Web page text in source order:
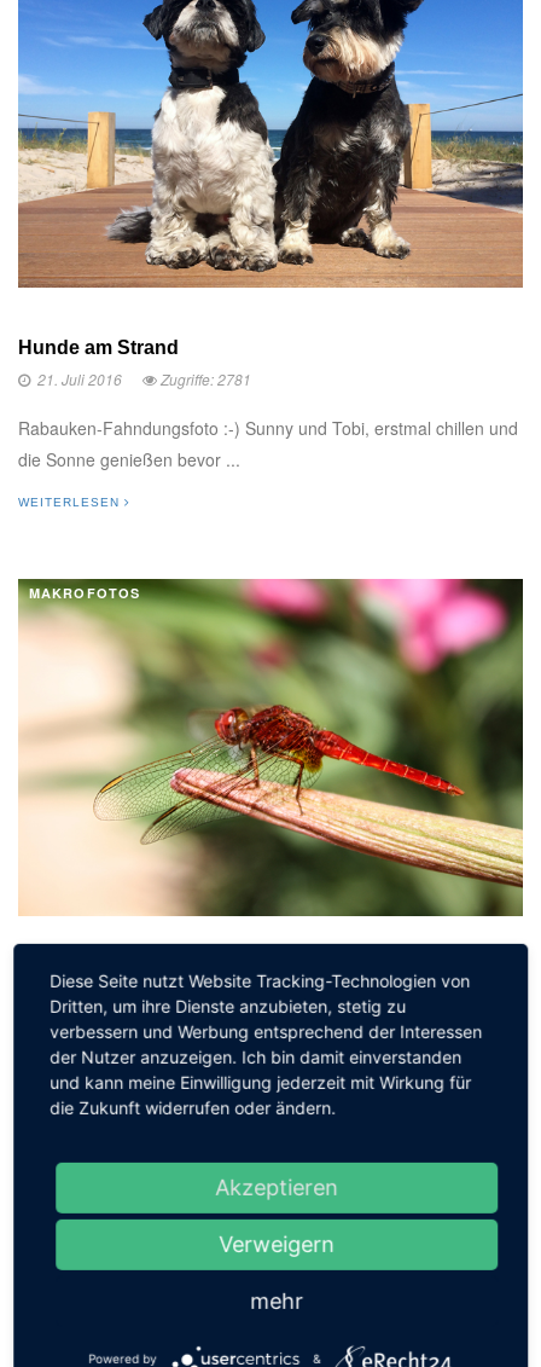
Hunde am Strand
21. Juli 2016
Zugriffe: 2781
Rabauken-Fahndungsfoto :-) Sunny und Tobi, erstmal chillen und
die Sonne genießen bevor ...
WEITERLESEN
MAKROFOTOS
Libelle auf Blütenstiel
29. August 2011
Zugriffe: 6554
Das ist wohl ein Klassiker in der Fotografie. Zumindest wenn man
über den Titel des Bildes nachdenkt ...
TIERE
Diese Seite nutzt Website Tracking-Technologien von
Dritten, um ihre Dienste anzubieten, stetig zu
verbessern und Werbung entsprechend der Interessen
der Nutzer anzuzeigen. Ich bin damit einverstanden
und kann meine Einwilligung jederzeit mit Wirkung für
die Zukunft widerrufen oder ändern.
Akzeptieren
Verweigern
mehr
Powered by &